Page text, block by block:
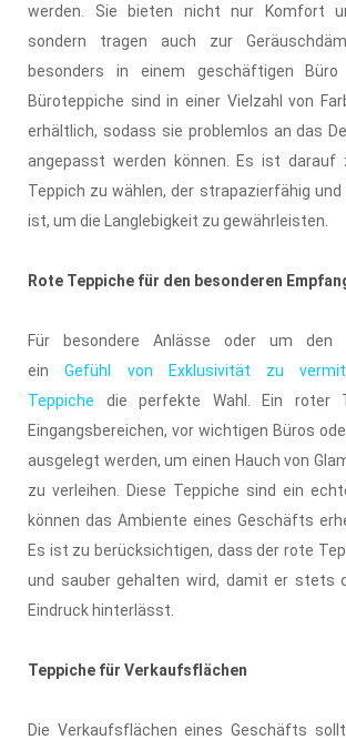
werden. Sie bieten nicht nur Komfort
sondern tragen auch zur
besonders in einem geschäftigen
Büroteppiche sind in einer Vielzahl von
erhältlich, sodass sie problemlos an das
angepasst werden können. Es ist darauf
Teppich zu wählen, der strapazierfähig
ist, um die Langlebigkeit zu gewährleisten.
Rote Teppiche für den besonderen
Für besondere Anlässe oder um den
einGefühl von Exklusivität zu
Teppiche die perfekte Wahl. Ein roter
Eingangsbereichen, vor wichtigen Büros
ausgelegt werden, um einen Hauch von
zu verleihen. Diese Teppiche sind ein
können das Ambiente eines Geschäfts
Es ist zu berücksichtigen, dass der rote
und sauber gehalten wird, damit er stets
Eindruck hinterlässt.
Teppiche für Verkaufsflächen
Die Verkaufsflächen eines Geschäfts